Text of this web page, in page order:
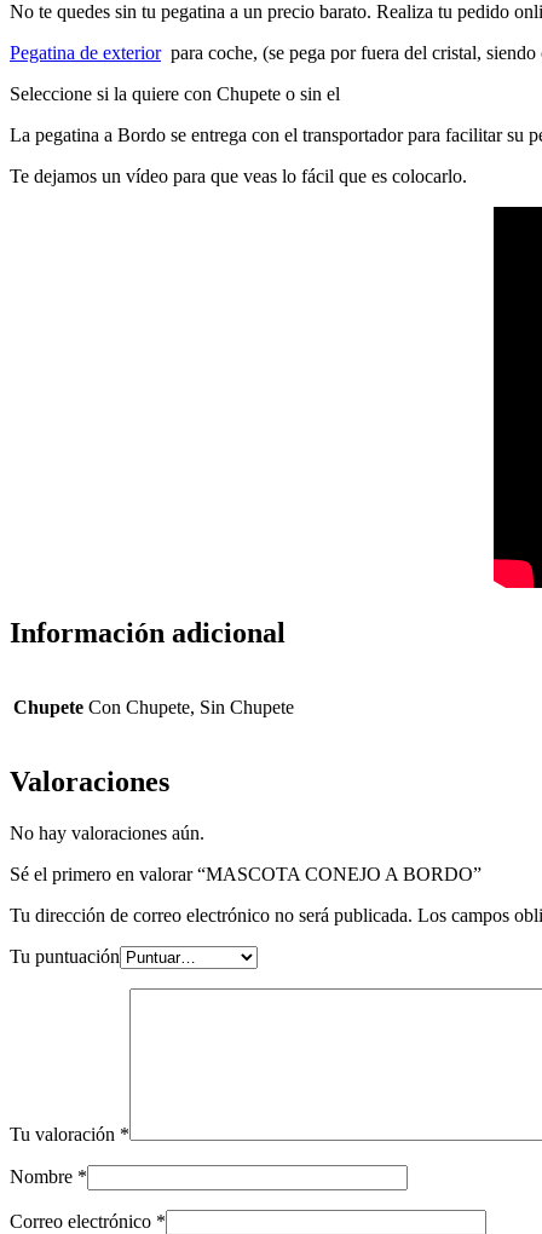
No te quedes sin tu pegatina a un precio barato. Realiza tu pedido
Pegatina de exteriorpara coche, (se pega por fuera del cristal,
Seleccione si la quiere con Chupete o sin el
La pegatina a Bordo se entrega con el transportador para facilitar su
Te dejamos un vídeo para que veas lo fácil que es colocarlo.
Información adicional
Chupete Con Chupete, Sin Chupete
Valoraciones
No hay valoraciones aún.
Sé el primero en valorar “MASCOTA CONEJO A BORDO”
Tu dirección de correo electrónico no será publicada. Los campos
Tu puntuación
Tu valoración *
Nombre *
Correo electrónico *